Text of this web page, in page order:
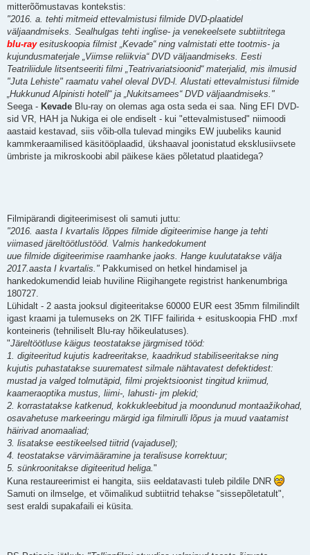
mitterõõmustavas kontekstis:
"2016. a. tehti mitmeid ettevalmistusi filmide DVD-plaatidel
väljaandmiseks. Sealhulgas tehti inglise- ja venekeelsete subtiitritega
blu-rayesituskoopia filmist „Kevade“ ning valmistati ette tootmis- ja
kujundusmaterjale „Viimse reliikvia“ DVD väljaandmiseks. Eesti
Teatriliidule litsentseeriti filmi „Teatrivariatsioonid“ materjalid, mis ilmusid
"Juta Lehiste" raamatu vahel oleval DVD-l. Alustati ettevalmistusi filmide
„Hukkunud Alpinisti hotell“ ja „Nukitsamees“ DVD väljaandmiseks."
Seega - Kevade Blu-ray on olemas aga osta seda ei saa. Ning EFI DVD-
sid VR, HAH ja Nukiga ei ole endiselt - kui "ettevalmistused" niimoodi
aastaid kestavad, siis võib-olla tulevad mingiks EW juubeliks kaunid
kammkeraamilised käsitööplaadid, ükshaaval joonistatud eksklusiivsete
ümbriste ja mikroskoobi abil päikese käes põletatud plaatidega?
Filmipärandi digiteerimisest oli samuti juttu:
"2016. aasta I kvartalis lõppes filmide digiteerimise hange ja tehti
viimased järeltöötlustööd. Valmis hankedokument
uue filmide digiteerimise raamhanke jaoks. Hange kuulutatakse välja
2017.aasta I kvartalis." Pakkumised on hetkel hindamisel ja
hankedokumendid leiab huviline Riigihangete registrist hankenumbriga
180727.
Lühidalt - 2 aasta jooksul digiteeritakse 60000 EUR eest 35mm filmilindilt
igast kraami ja tulemuseks on 2K TIFF failirida + esituskoopia FHD .mxf
konteineris (tehniliselt Blu-ray hõikeulatuses).
"Järeltöötluse käigus teostatakse järgmised tööd:
1. digiteeritud kujutis kadreeritakse, kaadrikud stabiliseeritakse ning
kujutis puhastatakse suurematest silmale nähtavatest defektidest:
mustad ja valged tolmutäpid, filmi projektsioonist tingitud kriimud,
kaameraoptika mustus, liimi-, lahusti- jm plekid;
2. korrastatakse katkenud, kokkukleebitud ja moondunud montaažikohad,
osavahetuse markeeringu märgid iga filmirulli lõpus ja muud vaatamist
häirivad anomaaliad;
3. lisatakse eestikeelsed tiitrid (vajadusel);
4. teostatakse värvimääramine ja teralisuse korrektuur;
5. sünkroonitakse digiteeritud heliga. "
Kuna restaureerimist ei hangita, siis eeldatavasti tuleb pildile DNR
Samuti on ilmselge, et võimalikud subtiitrid tehakse "sissepõletatult",
sest eraldi supakafaili ei küsita.